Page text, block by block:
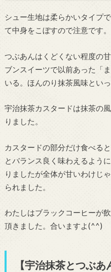
シュー生地は柔らかいタイプ
て中身をこぼすので注意です。
つぶあんはくどくない程度の
ブンスイーツで以前あった「
いる。ほんのり抹茶風味といっ
宇治抹茶カスタードは抹茶の
りました。
カスタードの部分だけ食べる
とバランス良く味わえるよう
りましたが全体が甘いわけじ
られました。
わたしはブラックコーヒーが
頂きました。合いますよ(^^)
【宇治抹茶とつぶ